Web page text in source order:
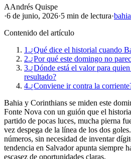
AAndrés Quispe
·6 de junio, 2026·5 min de lectura·bahia
Contenido del artículo
1.¿Qué dice el historial cuando
2.¿Por qué este domingo no
3.¿Dónde está el valor para
resultado?
4.¿Conviene ir contra la
Bahia y Corinthians se miden este
Fonte Nova con un guión que el
partido de pocas luces, mucha pierna
vez despega de la línea de los dos
números, sin necesidad de inventar
tendencia en Salvador apunta siempre
escasez de oportunidades claras.